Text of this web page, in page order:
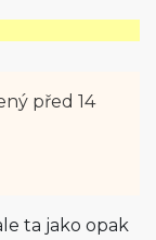
před 14
ta jako opak